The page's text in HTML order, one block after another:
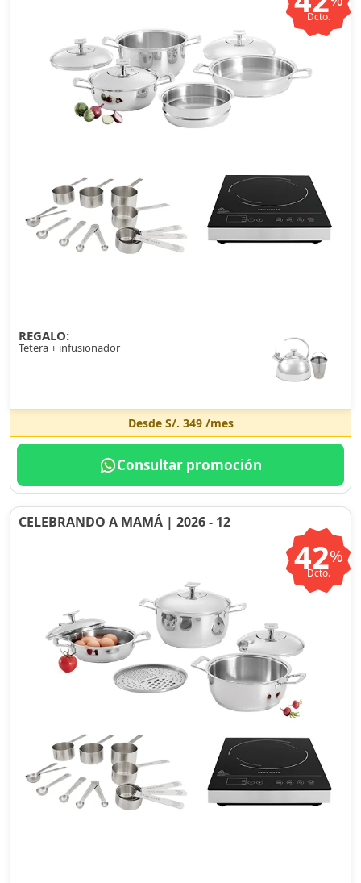
Dcto.
REGALO:
Tetera + infusionador
Desde S/. 349/mes
Consultar promoción
CELEBRANDO A MAMÁ | 2026 - 12
42%
Dcto.